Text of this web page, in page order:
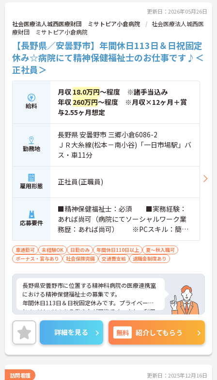
更新日：2026年05月26日
社会医療法人城西医療財団 ミサトピア小倉病院
社会医療法人城西医
療財団 ミサトピア小倉病院
【長野県／安曇野市】年間休日113日＆日祝固定
休み☆病院にて精神保健福祉士のお仕事です♪＜
正社員＞
給料
月収 18.0万円～程度 ※諸手当込み
年収 260万円～程度 ※月収×12ヶ月＋賞
与2.55ヶ月想定
勤務地
長野県 安曇野市 三郷小倉6086-2
ＪＲ大糸線(松本－南小谷)「一日市場駅」バ
ス・車11分
雇用形態 正社員(正職員)
応募要件
■精神保健福祉士：必須 ■実務経験：
あれば尚可（病院にてソーシャルワーク業
務歴：あれば尚可） ※PCスキル：簡単
なWord・Excel程度 ■普通自動車運転
免許（AT限定可）：必須
車通勤可 未経験OK 日勤のみ 年間休日110日以上
夏～秋入職可
ボーナス・賞与あり
社会保険完備 交通費支給 退職金制度あり
長野県安曇野市に位置する精神科病院の医療連携室
における精神保健福祉士の募集です。
年間休日113日＆日祝固定休みです。プライベート
とのメリハリのある働き方が可能です。また、利用
可能な託児所があり、子育て世代の方も安心してご
勤務いただけます。
ご興味のある方には、面接対策ポイントなど、さら
に詳細をご案内しますのでお気軽にご相談くださ
い！
詳細を見る 無料 紹介してもらう
訪問看護 更新日：2025年12月16日